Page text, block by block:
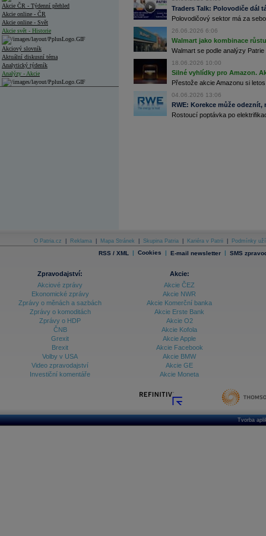
Akcie ČR - Týdenní přehled
Akcie online - ČR
Akcie online - Svět
Akcie svět - Historie
Akciový slovník
Aktuální diskusní téma
Analytický týdeník
Analýzy - Akcie
Archiv - Měnová politika
Archiv - Treasury alerty
Archiv - Vývoj české koruny
Archiv analýz - Makroukazatele
Ceny průmyslových výrobců - Data a prognózy
Ceny průmyslových výrobců - Graf (ČR)
Databanka - Akcie
Traders Talk: Polovodiče dál
Polovodičový sektor má za
26.06.2026 6:06
Walmart jako kombinace
Walmart se podle analýzy
18.06.2026 10:00
Silné vyhlídky pro Amazon.
Přestože akcie Amazonu si
04.06.2026 13:06
RWE: Korekce může
Rostoucí poptávka po
O Patria.cz Reklama Mapa Stránek Skupina Patria Kariéra v Patrii Podmínky
RSS / XML | Cookies | E-mail newsletter | SMS
Zpravodajství:
Akciové zprávy
Ekonomické zprávy
Zprávy o měnách a sazbách
Zprávy o komoditách
Zprávy o HDP
ČNB
Grexit
Brexit
Volby v USA
Video zpravodajství
Investiční komentáře
Akcie:
Akcie ČEZ
Akcie NWR
Akcie Komerční banka
Akcie Erste Bank
Akcie O2
Akcie Kofola
Akcie Apple
Akcie Facebook
Akcie BMW
Akcie GE
Akcie Moneta
Tvorba